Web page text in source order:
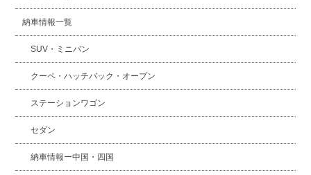
納車情報一覧
SUV・ミニバン
クーペ・ハッチバック・オープン
ステーションワゴン
セダン
納車情報ー中国・四国